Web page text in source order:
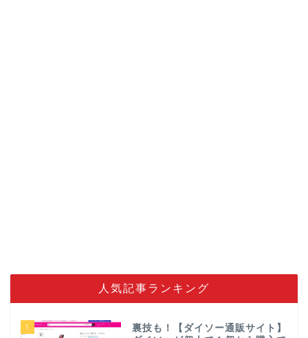
人気記事ランキング
1
裏技も！【ダイソー通販サイト】